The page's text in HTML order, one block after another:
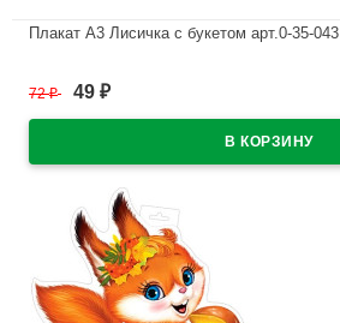
Плакат А3 Лисичка с букетом арт.0-35-043
72₽ 49 ₽